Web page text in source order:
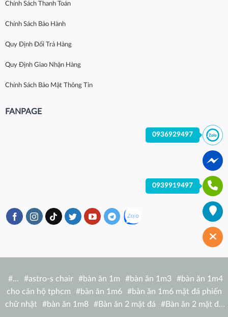
Chính Sách Thanh Toán
Chính Sách Bảo Hành
Quy Định Đổi Trả Hàng
Quy Định Giao Nhận Hàng
Chính Sách Bảo Mật Thông Tin
FANPAGE
#… #astro-s chair #bàn ăn 1m #bàn ăn 1m3 #bàn ăn 1m4
cho căn hộ tphcm
#bàn ăn 1m6 #bàn ăn 1m6 mặt đá phiến
chữ nhật
#bàn ăn 1m8 #Bàn ăn 2 mặt đá #Bàn ăn 2 mặt đá
0936929497
0939919497